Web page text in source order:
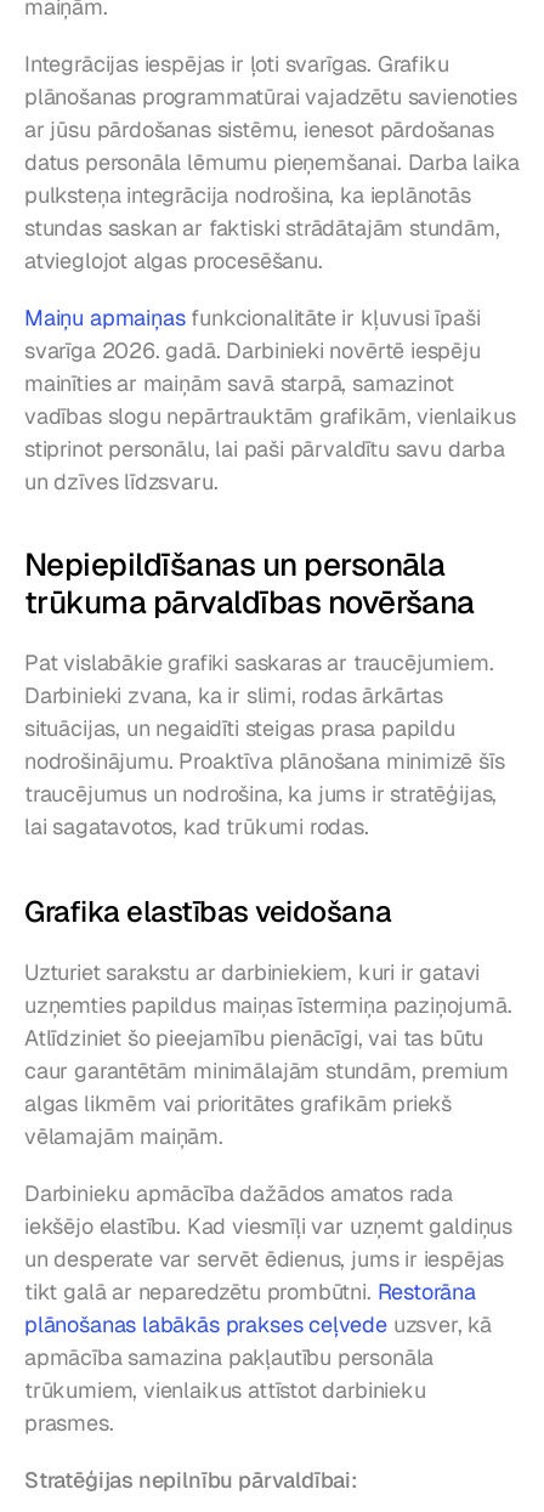
maiņām.
Integrācijas iespējas ir ļoti svarīgas. Grafiku
plānošanas programmatūrai vajadzētu savienoties
ar jūsu pārdošanas sistēmu, ienesot pārdošanas
datus personāla lēmumu pieņemšanai. Darba laika
pulksteņa integrācija nodrošina, ka ieplānotās
stundas saskan ar faktiski strādātajām stundām,
atvieglojot algas procesēšanu.
Maiņu apmaiņas funkcionalitāte ir kļuvusi īpaši
svarīga 2026. gadā. Darbinieki novērtē iespēju
mainīties ar maiņām savā starpā, samazinot
vadības slogu nepārtrauktām grafikām, vienlaikus
stiprinot personālu, lai paši pārvaldītu savu darba
un dzīves līdzsvaru.
Nepiepildīšanas un personāla
trūkuma pārvaldības novēršana
Pat vislabākie grafiki saskaras ar traucējumiem.
Darbinieki zvana, ka ir slimi, rodas ārkārtas
situācijas, un negaidīti steigas prasa papildu
nodrošinājumu. Proaktīva plānošana minimizē šīs
traucējumus un nodrošina, ka jums ir stratēģijas,
lai sagatavotos, kad trūkumi rodas.
Grafika elastības veidošana
Uzturiet sarakstu ar darbiniekiem, kuri ir gatavi
uzņemties papildus maiņas īstermiņa paziņojumā.
Atlīdziniet šo pieejamību pienācīgi, vai tas būtu
caur garantētām minimālajām stundām, premium
algas likmēm vai prioritātes grafikām priekš
vēlamajām maiņām.
Darbinieku apmācība dažādos amatos rada
iekšējo elastību. Kad viesmīļi var uzņemt galdiņus
un desperate var servēt ēdienus, jums ir iespējas
tikt galā ar neparedzētu prombūtni. Restorāna
plānošanas labākās prakses ceļvede uzsver, kā
apmācība samazina pakļautību personāla
trūkumiem, vienlaikus attīstot darbinieku
prasmes.
Stratēģijas nepilnību pārvaldībai: